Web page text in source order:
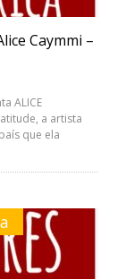
Caymmi –
ALICE
a artista
que ela